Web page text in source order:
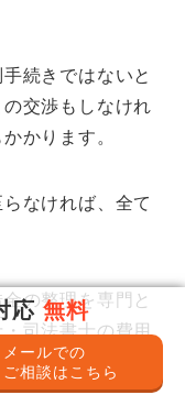
続きではないと
交渉もしなけれ
かります。
なければ、全て
の整理を専門と
司法書士の費用
グを経て全て手
応無料
メールでの
ご相談はこちら